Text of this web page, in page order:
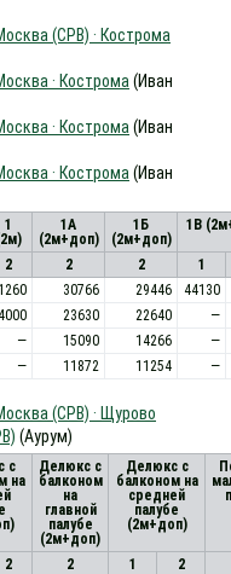
(СРВ) · Кострома
· Кострома (Иван
· Кострома (Иван
· Кострома (Иван
1
1А
(2м+доп)
1Б
(2м+доп)
1В
2 2 2
1
30766 29446
44130
23630 22640
—
— 15090 14266
—
— 11872 11254 —
(СРВ) · Щурово
(Аурум)
с
на
Делюкс с
балконом
на
главной
палубе
(2м+доп)
Делюкс с
балконом на
средней
палубе
(2м+доп)
2 2 1
2